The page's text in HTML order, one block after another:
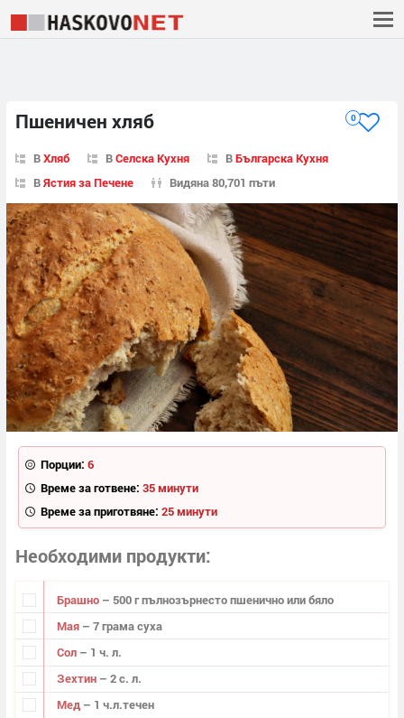
Пшеничен хляб 0
ВХляб ВСелска Кухня ВБългарска Кухня
ВЯстия за Печене Видяна 80,701 пъти
Порции: 6
Време за готвене: 35 минути
Време за приготвяне: 25 минути
Необходими продукти
Брашно – 500 г пълнозърнесто пшенично или бяло
Мая – 7 грама суха
Сол – 1 ч. л.
Зехтин – 2 с. л.
Мед – 1 ч.л.течен